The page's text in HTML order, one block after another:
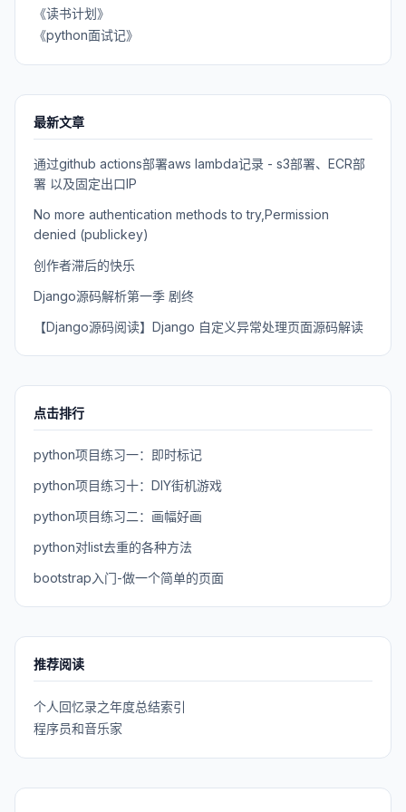
《读书计划》
《python面试记》
最新文章
通过github actions部署aws lambda记录 - s3部署、ECR部
署 以及固定出口IP
No more authentication methods to try,Permission
denied (publickey)
创作者滞后的快乐
Django源码解析第一季 剧终
【Django源码阅读】Django 自定义异常处理页面源码解读
点击排行
python项目练习一：即时标记
python项目练习十：DIY街机游戏
python项目练习二：画幅好画
python对list去重的各种方法
bootstrap入门-做一个简单的页面
推荐阅读
个人回忆录之年度总结索引
程序员和音乐家